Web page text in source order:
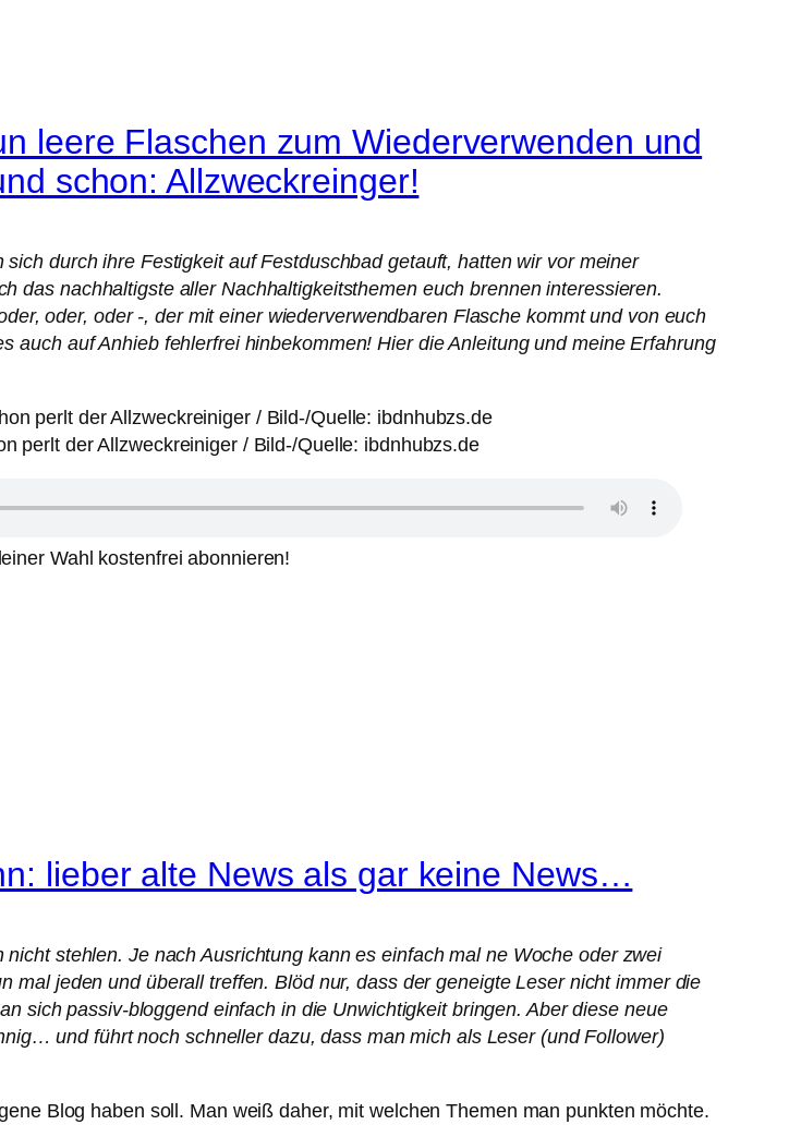
leere Flaschen zum Wiederverwenden und
schon: Allzweckreinger!
durch ihre Festigkeit auf Festduschbad getauft, hatten wir vor meiner
das nachhaltigste aller Nachhaltigkeitsthemen euch brennen interessieren.
oder, oder -, der mit einer wiederverwendbaren Flasche kommt und von euch
auf Anhieb fehlerfrei hinbekommen! Hier die Anleitung und meine Erfahrung
perlt der Allzweckreiniger / Bild-/Quelle: ibdnhubzs.de
Wahl kostenfrei abonnieren!
lieber alte News als gar keine News…
stehlen. Je nach Ausrichtung kann es einfach mal ne Woche oder zwei
mal jeden und überall treffen. Blöd nur, dass der geneigte Leser nicht immer die
sich passiv-bloggend einfach in die Unwichtigkeit bringen. Aber diese neue
und führt noch schneller dazu, dass man mich als Leser (und Follower)
Blog haben soll. Man weiß daher, mit welchen Themen man punkten möchte.